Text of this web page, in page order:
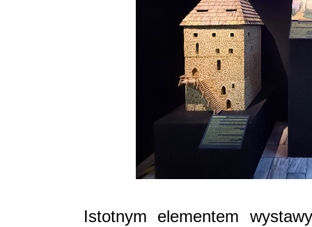
Istotnym elementem